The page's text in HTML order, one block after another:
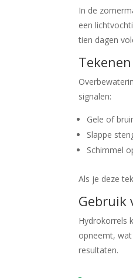
In de
een
tien dagen
signalen:
Gele of
Slappe
Schimmel
Als je deze
Gebruik
Hydrokorrels
opneemt,
resultaten.